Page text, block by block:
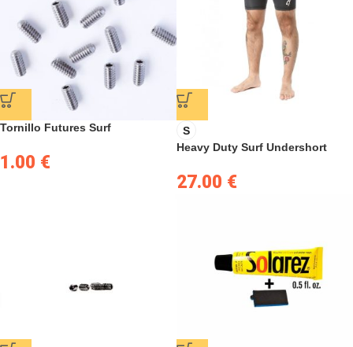
Tornillo Futures Surf
1.00 €
S
Heavy Duty Surf Undershort
27.00 €